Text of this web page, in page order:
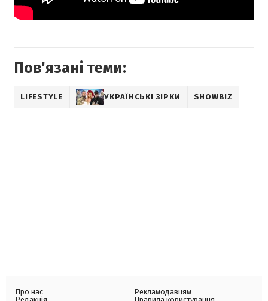
Пов'язані теми:
LIFESTYLE УКРАЇНСЬКІ ЗІРКИ SHOWBIZ
Про нас
Рекламодавцям